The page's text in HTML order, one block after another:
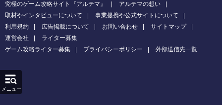
究極のゲーム攻略サイト『アルテマ』
アルテマの想い
取材やインタビューについて
事業提携や公式サイトについて
利用規約
広告掲載について お問い合わせ
サイトマップ
運営会社
ライター募集
ゲーム攻略ライター募集
プライバシーポリシー 外部送信先一覧
メニュー